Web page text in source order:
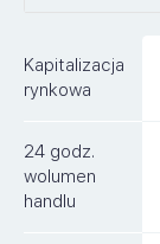
Rynki
FAQ
Kapitalizacja
rynkowa
24 godz.
wolumen
handlu